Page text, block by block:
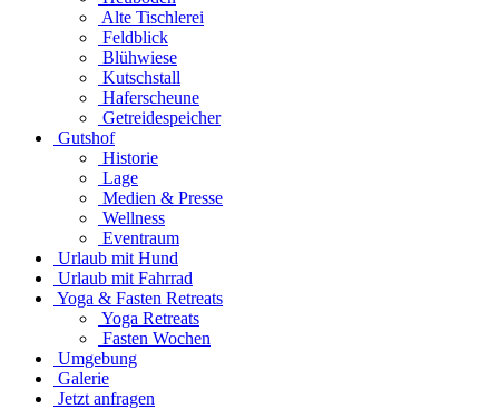
Alte Tischlerei
Feldblick
Blühwiese
Kutschstall
Haferscheune
Getreidespeicher
Gutshof
Historie
Lage
Medien & Presse
Wellness
Eventraum
Urlaub mit Hund
Urlaub mit Fahrrad
Yoga & Fasten Retreats
Yoga Retreats
Fasten Wochen
Umgebung
Galerie
Jetzt anfragen